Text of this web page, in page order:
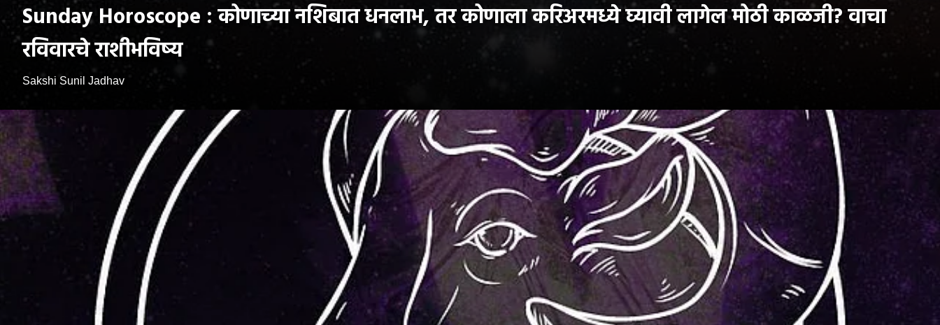
Sunday Horoscope : कोणाच्या नशिबात धनलाभ, तर कोणाला करिअरमध्ये घ्यावी लागेल मोठी काळजी? वाचा
रविवारचे राशीभविष्य
Sakshi Sunil Jadhav